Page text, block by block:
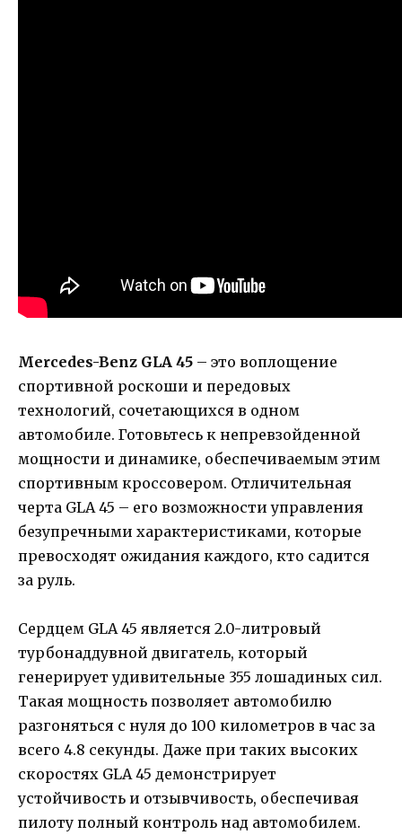
Mercedes-Benz GLA 45 – это воплощение
спортивной роскоши и передовых
технологий, сочетающихся в одном
автомобиле. Готовьтесь к непревзойденной
мощности и динамике, обеспечиваемым этим
спортивным кроссовером. Отличительная
черта GLA 45 – его возможности управления
безупречными характеристиками, которые
превосходят ожидания каждого, кто садится
за руль.
Сердцем GLA 45 является 2.0-литровый
турбонаддувной двигатель, который
генерирует удивительные 355 лошадиных сил.
Такая мощность позволяет автомобилю
разгоняться с нуля до 100 километров в час за
всего 4.8 секунды. Даже при таких высоких
скоростях GLA 45 демонстрирует
устойчивость и отзывчивость, обеспечивая
пилоту полный контроль над автомобилем.